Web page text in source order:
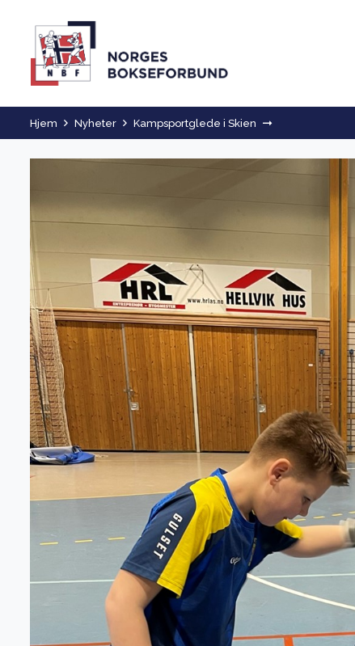
Hjem Nyheter Kampsportglede i Skien